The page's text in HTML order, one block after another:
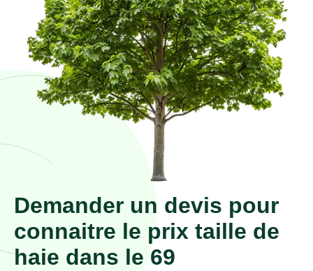
Demander un devis pour
connaitre le prix taille de
haie dans le 69